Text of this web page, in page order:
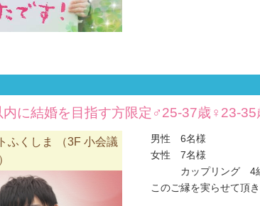
内に結婚を目指す方限定♂25-37歳♀23-
ふくしま （3F 小会議
男性 6名様
女性 7名様
カップリング 4
このご縁を実らせて頂